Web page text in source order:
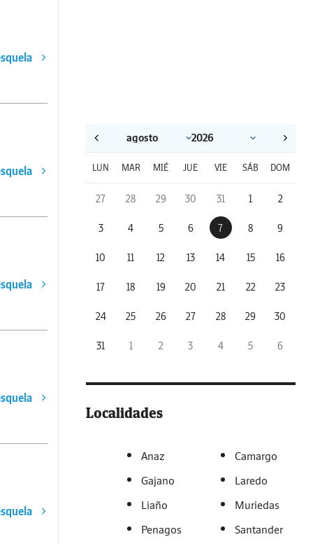
LUN MAR MIÉ JUE VIE SÁB DOM
27 28 29 30 31 1 2
3 4 5 6 7 8 9
10 11 12 13 14 15 16
17 18 19 20 21 22 23
24 25 26 27 28 29 30
31 1 2 3 4 5 6
Localidades
Anaz
Camargo
Gajano
Laredo
Liaño
Muriedas
Penagos
Santander